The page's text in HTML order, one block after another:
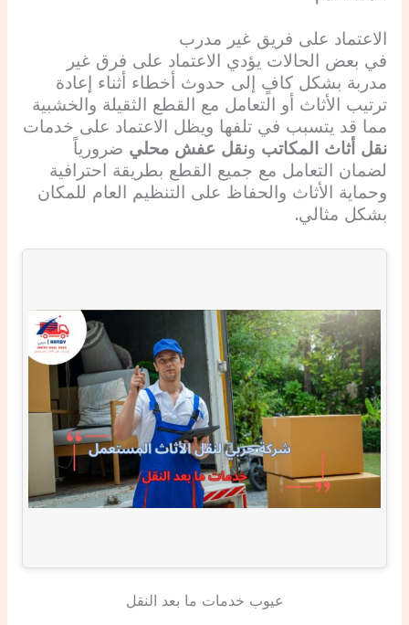
الاعتماد على فريق غير مدرب
في بعض الحالات يؤدي الاعتماد على فرق غير
مدربة بشكل كافٍ إلى حدوث أخطاء أثناء إعادة
ترتيب الأثاث أو التعامل مع القطع الثقيلة والخشبية
مما قد يتسبب في تلفها ويظل الاعتماد على خدمات
نقل أثاث المكاتب ونقل عفش محلي ضرورياً
لضمان التعامل مع جميع القطع بطريقة احترافية
وحماية الأثاث والحفاظ على التنظيم العام للمكان
بشكل مثالي.
عيوب خدمات ما بعد النقل